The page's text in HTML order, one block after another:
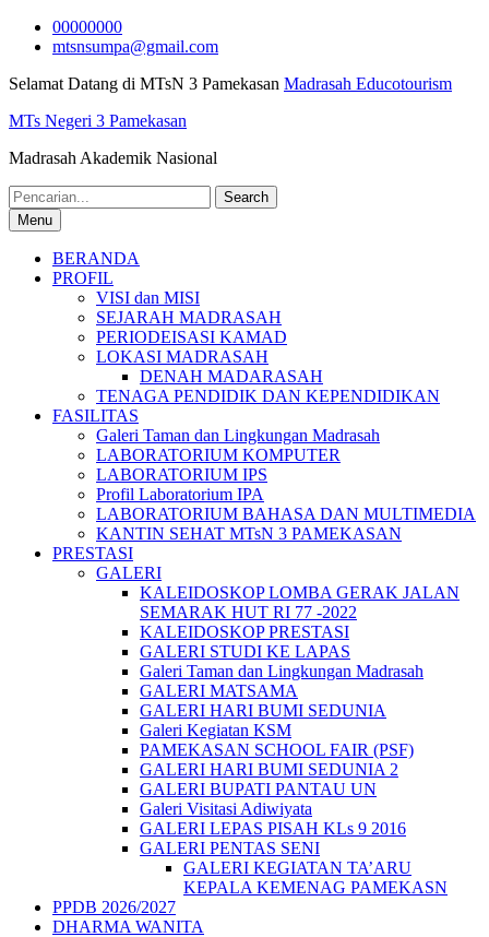
Skip
00000000
mtsnsumpa@gmail.com
Selamat Datang di MTsN 3 Pamekasan Madrasah Educotourism
MTs Negeri 3 Pamekasan
Madrasah Akademik Nasional
Search
for:Menu
BERANDA
PROFIL
VISI dan MISI
SEJARAH MADRASAH
PERIODEISASI KAMAD
LOKASI MADRASAH
DENAH MADARASAH
TENAGA PENDIDIK DAN KEPENDIDIKAN
FASILITAS
Galeri Taman dan Lingkungan Madrasah
LABORATORIUM KOMPUTER
LABORATORIUM IPS
Profil Laboratorium IPA
LABORATORIUM BAHASA DAN MULTIMEDIA
KANTIN SEHAT MTsN 3 PAMEKASAN
PRESTASI
GALERI
KALEIDOSKOP LOMBA GERAK JALAN
SEMARAK HUT RI 77 -2022
KALEIDOSKOP PRESTASI
GALERI STUDI KE LAPAS
Galeri Taman dan Lingkungan Madrasah
GALERI MATSAMA
GALERI HARI BUMI SEDUNIA
Galeri Kegiatan KSM
PAMEKASAN SCHOOL FAIR (PSF)
GALERI HARI BUMI SEDUNIA 2
GALERI BUPATI PANTAU UN
Galeri Visitasi Adiwiyata
GALERI LEPAS PISAH KLs 9 2016
GALERI PENTAS SENI
GALERI KEGIATAN TA’ARU
KEPALA KEMENAG PAMEKASN
PPDB 2026/2027
DHARMA WANITA